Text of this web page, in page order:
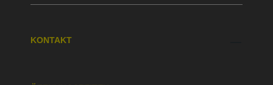
KONTAKT